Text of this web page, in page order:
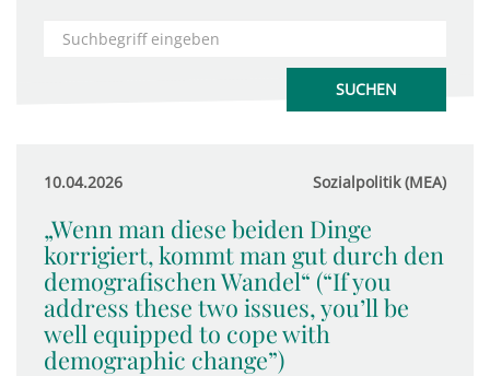
10.04.2026 Sozialpolitik (MEA)
„Wenn man diese beiden Dinge
korrigiert, kommt man gut durch den
demografischen Wandel“ (“If you
address these two issues, you’ll be
well equipped to cope with
demographic change”)